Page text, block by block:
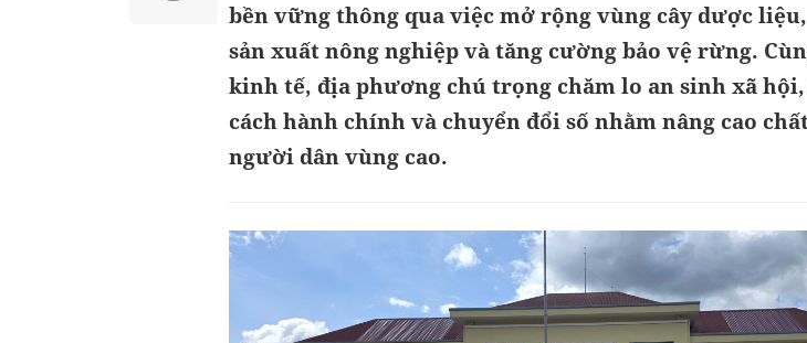
bền vững thông qua việc mở rộng vùng cây dược
sản xuất nông nghiệp và tăng cường bảo vệ rừng.
kinh tế, địa phương chú trọng chăm lo an sinh xã
cách hành chính và chuyển đổi số nhằm nâng cao
người dân vùng cao.